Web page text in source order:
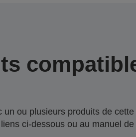
ou plusieurs produits de
ci-dessous ou au manuel